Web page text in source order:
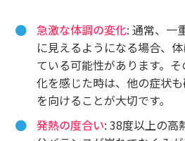
急激な体調の変化: 通常、一
に見えるようになる場合、
ている可能性があります。
化を感じた時は、他の症状
を向けることが大切です。
発熱の度合い: 38度以上の高